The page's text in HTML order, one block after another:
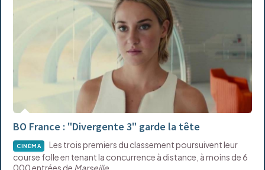
BO France : "Divergente 3" garde la tête
CINÉMA
Les trois premiers du classement poursuivent leur
course folle en tenant la concurrence à distance, à moins de 6
000 entrées de Marseille.